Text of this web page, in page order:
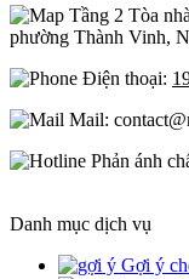
Tầng 2 Tòa
phường Thành Vinh,
Điện thoại:
Mail:
Phản ánh
Danh mục dịch vụ
Gợi ý